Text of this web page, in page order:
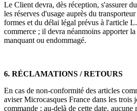
Le Client devra, dès réception, s'assurer
les réserves d'usage auprès du
formes et du délai légal prévus à l'article
commerce ; il devra néanmoins apporter
manquant ou endommagé.
6. RÉCLAMATIONS / RETOURS
En cas de non-conformité des articles
aviser Microcasques France dans les trois
commande ; au-delà de cette date, aucune